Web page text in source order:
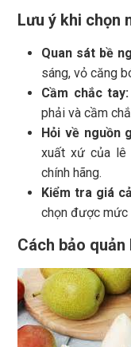
Lưu ý khi chọn
Quan sát bề
sáng, vỏ căng
Cầm chắc tay:
phải và cầm
Hỏi về nguồn
xuất xứ của lê
chính hãng.
Kiểm tra giá
chọn được mức
Cách bảo quản